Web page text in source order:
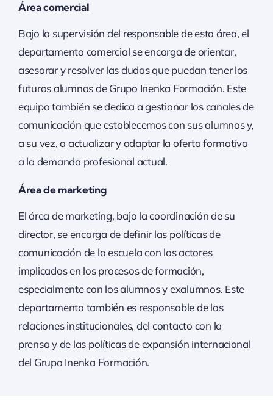
Área comercial
Bajo la supervisión del responsable de esta área, el
departamento comercial se encarga de orientar,
asesorar y resolver las dudas que puedan tener los
futuros alumnos de Grupo Inenka Formación. Este
equipo también se dedica a gestionar los canales de
comunicación que establecemos con sus alumnos y,
a su vez, a actualizar y adaptar la oferta formativa
a la demanda profesional actual.
Área de marketing
El área de marketing, bajo la coordinación de su
director, se encarga de definir las políticas de
comunicación de la escuela con los actores
implicados en los procesos de formación,
especialmente con los alumnos y exalumnos. Este
departamento también es responsable de las
relaciones institucionales, del contacto con la
prensa y de las políticas de expansión internacional
del Grupo Inenka Formación.